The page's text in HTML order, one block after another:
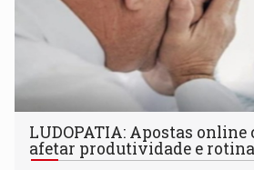
LUDOPATIA: Apostas online
afetar produtividade e